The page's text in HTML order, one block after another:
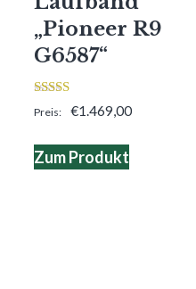
„Pioneer R9
G6587“
3.00
von 5
€1.469,00
Zum Produkt